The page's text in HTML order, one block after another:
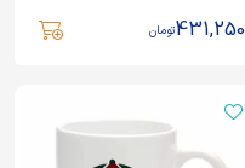
431,250تومان